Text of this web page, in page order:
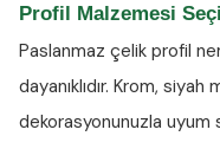
Profil Malzemesi
Paslanmaz çelik profil
dayanıklıdır. Krom,
dekorasyonunuzla uyum